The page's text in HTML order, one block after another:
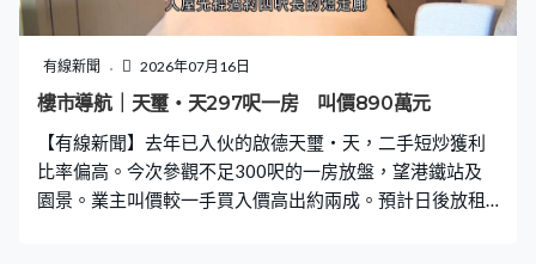
有線新聞 2026年07月16日
樓市導航｜天璽‧天297呎一房 叫價890萬元
【有線新聞】去年已入伙的啟德天璽‧天，二手短炒獲利
比率偏高。今次參觀不足300呎的一房放盤，望港鐵站及
園景。業主叫價較一手買入價高出約兩成。預計日後放租